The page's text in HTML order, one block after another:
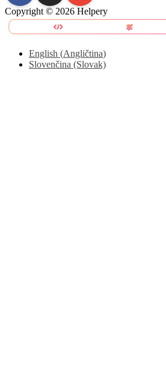
Copyright © 2026 Helpery
English (Angličtina)
Slovenčina (Slovak)